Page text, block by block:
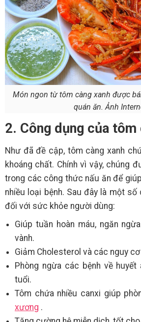
Món ngon từ tôm càng xanh được
quán ăn. Ảnh
2. Công dụng của tôm
Như đã đề cập, tôm càng xanh
khoáng chất. Chính vì vậy, chúng
trong các công thức nấu ăn để
nhiều loại bệnh. Sau đây là một
đối với sức khỏe người dùng:
Giúp tuần hoàn máu, ngăn ngừa
vành.
Giảm Cholesterol và các nguy
Phòng ngừa các bệnh về
tuổi.
Tôm chứa nhiều canxi giúp
xương .